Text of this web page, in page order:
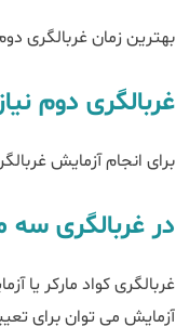
بهترین زمان غربالگری
غربالگری دوم
برای انجام آزمایش
در غربالگری
غربالگری کواد مارکر یا
آزمایش می توان برای